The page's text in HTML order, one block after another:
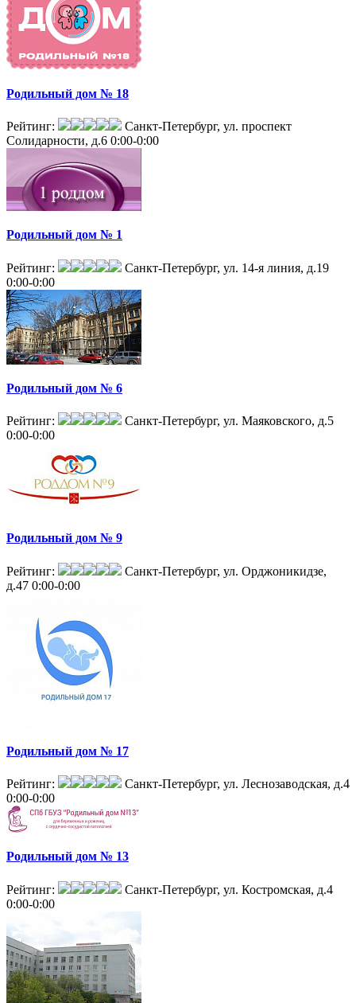
Родильный дом № 18
Рейтинг:
Санкт-Петербург, ул. проспект
Солидарности, д.6 0:00-0:00
Родильный дом № 1
Рейтинг:
Санкт-Петербург, ул. 14-я линия, д.19
0:00-0:00
Родильный дом № 6
Рейтинг:
Санкт-Петербург, ул. Маяковского, д.5
0:00-0:00
Родильный дом № 9
Рейтинг:
Санкт-Петербург, ул. Орджоникидзе,
д.47 0:00-0:00
Родильный дом № 17
Рейтинг:
Санкт-Петербург, ул. Леснозаводская, д.4
0:00-0:00
Родильный дом № 13
Рейтинг:
Санкт-Петербург, ул. Костромская, д.4
0:00-0:00